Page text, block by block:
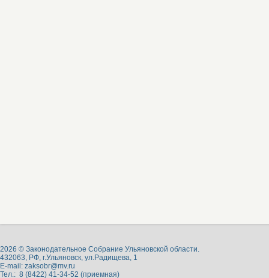
2026 © Законодательное Собрание Ульяновской области.
432063, РФ, г.Ульяновск, ул.Радищева, 1
E-mail: zaksobr@mv.ru
Тел.: 8 (8422) 41-34-52 (приемная)